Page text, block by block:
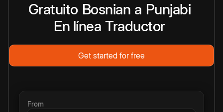
Gratuito Bosnian a Punjabi
En línea Traductor
Get started for free
From